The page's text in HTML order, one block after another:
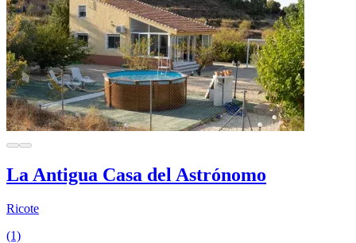
La Antigua Casa del Astrónomo
Ricote
(1)